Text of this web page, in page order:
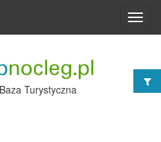
Turystyczna